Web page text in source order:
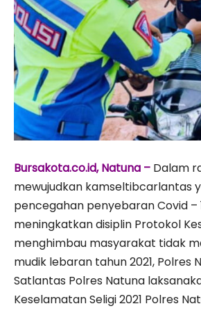
Bursakota.co.id, Natuna – Dalam
mewujudkan kamseltibcarlantas
pencegahan penyebaran Covid –
meningkatkan disiplin Protokol
menghimbau masyarakat tidak
mudik lebaran tahun 2021, Polres
Satlantas Polres Natuna
Keselamatan Seligi 2021 Polres